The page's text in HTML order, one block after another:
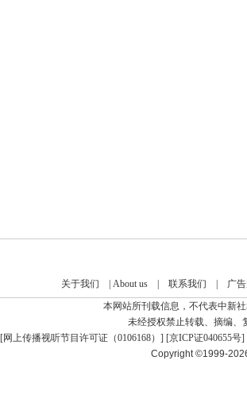
关于我们 About us| 联系我们
广
本网站所刊载信息，不代表中新
未经授权禁止转载、摘编、
[网上传播视听节目许可证（0106168） ] [京ICP证040655号]
Copyright ©1999-